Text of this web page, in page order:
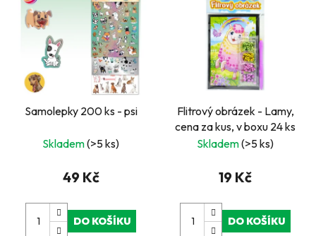
Samolepky 200 ks - psi
Skladem(>5 ks)
49 Kč
DO KOŠÍKU
Flitrový obrázek - Lamy,
cena za kus, v boxu 24 ks
Skladem(>5 ks)
19 Kč
DO KOŠÍKU